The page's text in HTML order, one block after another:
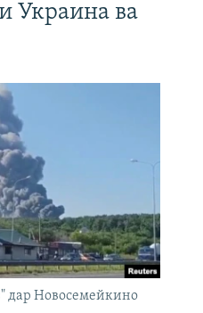
Украина ва
дар Новосемейкино